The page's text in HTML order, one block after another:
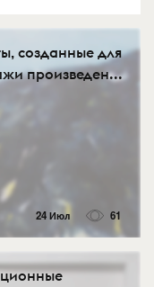
созданные для
произведен...
24 Июл 61